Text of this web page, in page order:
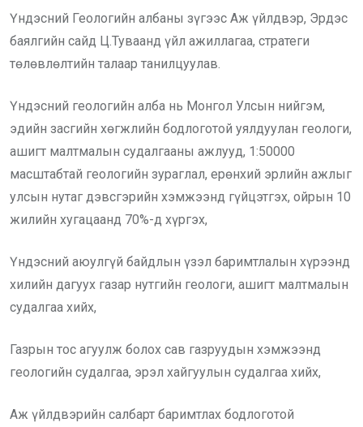
Үндэсний Геологийн албаны зүгээс Аж үйлдвэр, Эрдэс
баялгийн сайд Ц.Туваанд үйл ажиллагаа, стратеги
төлөвлөлтийн талаар танилцуулав.
Үндэсний геологийн алба нь Монгол Улсын нийгэм,
эдийн засгийн хөгжлийн бодлоготой уялдуулан геологи,
ашигт малтмалын судалгааны ажлууд, 1:50000
масштабтай геологийн зураглал, ерөнхий эрлийн ажлыг
улсын нутаг дэвсгэрийн хэмжээнд гүйцэтгэх, ойрын 10
жилийн хугацаанд 70%-д хүргэх,
Үндэсний аюулгүй байдлын үзэл баримтлалын хүрээнд
хилийн дагуух газар нутгийн геологи, ашигт малтмалын
судалгаа хийх,
Газрын тос агуулж болох сав газруудын хэмжээнд
геологийн судалгаа, эрэл хайгуулын судалгаа хийх,
Аж үйлдвэрийн салбарт баримтлах бодлоготой